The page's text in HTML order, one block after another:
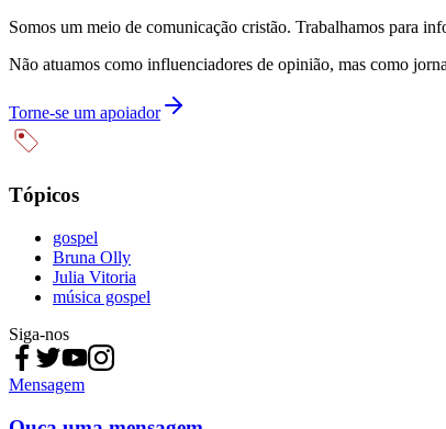
Somos um meio de comunicação cristão. Trabalhamos para
Não atuamos como influenciadores de opinião, mas como
Torne-se um apoiador
Tópicos
gospel
Bruna Olly
Julia Vitoria
música gospel
Siga-nos
Mensagem